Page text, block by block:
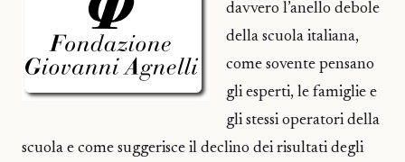
davvero l’anello debole
della scuola italiana,
come sovente pensano
gli esperti, le famiglie e
gli stessi operatori della
scuola e come suggerisce il declino dei risultati degli